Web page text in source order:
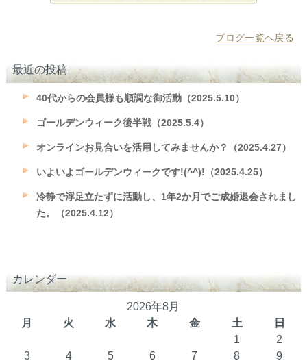
ブログ一覧へ戻る
最近の投稿
40代からの会員様も順調な御活動（2025.5.10）
ゴールデンウィーク後半戦（2025.5.4）
オンラインお見合いを活用してみませんか？（2025.4.27）
いよいよゴールデンウィークです!(^^)!（2025.4.25）
冷静で浮足立たずに活動し、1年2か月でご成婚退会されまし
た。（2025.4.12）
カレンダー
2026年8月
月
火 水 木 金 土
日
1
2
3
4 5 6 7 8
9